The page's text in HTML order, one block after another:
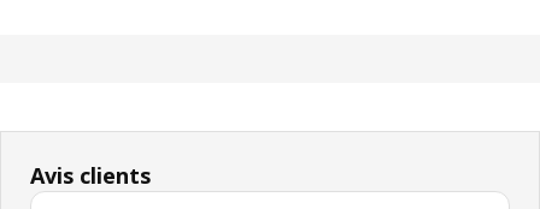
Avis clients